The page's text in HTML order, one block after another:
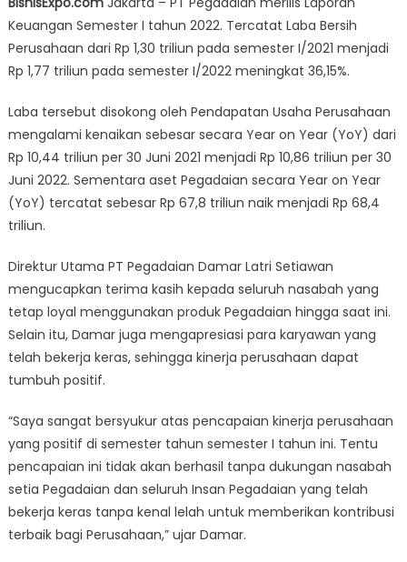
Semester
I/2022
Pegadaian
Catat
Laba
Bersih
36,15%
Keuangan Semester I tahun 2022. Tercatat Laba Bersih
Perusahaan dari Rp 1,30 triliun pada semester I/2021 menjadi
Rp 1,77 triliun pada semester I/2022 meningkat 36,15%.
Laba tersebut disokong oleh Pendapatan Usaha Perusahaan
mengalami kenaikan sebesar secara Year on Year (YoY) dari
Rp 10,44 triliun per 30 Juni 2021 menjadi Rp 10,86 triliun per 30
Juni 2022. Sementara aset Pegadaian secara Year on Year
(YoY) tercatat sebesar Rp 67,8 triliun naik menjadi Rp 68,4
triliun.
Direktur Utama PT Pegadaian Damar Latri Setiawan
mengucapkan terima kasih kepada seluruh nasabah yang
tetap loyal menggunakan produk Pegadaian hingga saat ini.
Selain itu, Damar juga mengapresiasi para karyawan yang
telah bekerja keras, sehingga kinerja perusahaan dapat
tumbuh positif.
“Saya sangat bersyukur atas pencapaian kinerja perusahaan
yang positif di semester tahun semester I tahun ini. Tentu
pencapaian ini tidak akan berhasil tanpa dukungan nasabah
setia Pegadaian dan seluruh Insan Pegadaian yang telah
bekerja keras tanpa kenal lelah untuk memberikan kontribusi
terbaik bagi Perusahaan,” ujar Damar.